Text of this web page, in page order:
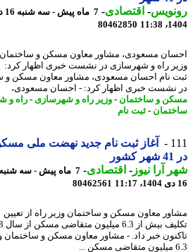
-اقتصادی-
7 ماه پیش - سه شنبه 16 دی
80462850
مسعودی، مشاور معاون مسکن و ساختمان
راه و شهرسازی در نشست خبری اظهار کرد:
نام احسان مسعودی، مشاور معاون مسکن و
خبری اظهار کرد: - احسان مسعودی،
و ساختمان-وزیر راه و شهرسازی- راه و
-ثبت نام
آغاز ثبت نام جدید نهضت ملی مسکن
آرا نیوز-اقتصادی- 7 ماه پیش - سه شنبه
80462561
معاون مسکن و ساختمان وزیر راه از تعیین
تکلیف بیش از 6.3 میلیون متقاضی مسکن از سال 98
خبر داد. - مشاور معاون مسکن و ساختمان وزیر